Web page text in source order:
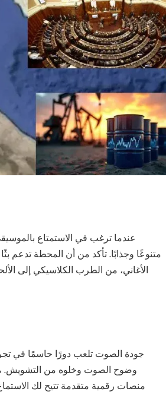
عندما ترغب في الاستمتاع
متنوعًا وجذابًا. تأكد من أن المحطة تدعم
الأغاني، من الطرب الكلاسيكي إلى
جودة الصوت تلعب دورًا حاسمًا في
وضوح الصوت وخلوه من التشويش.
منصات رقمية متقدمة تتيح لك